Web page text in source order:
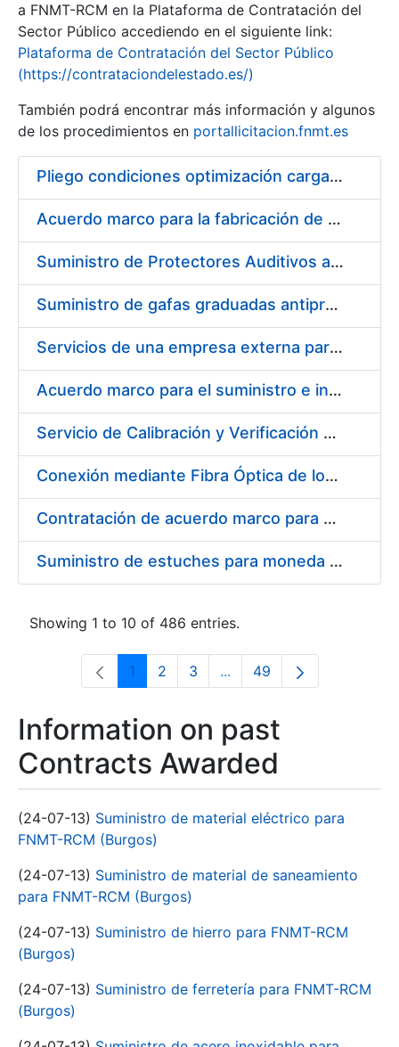
Show/Hide
a FNMT-RCM en la Plataforma de Contratación del
Sector Público accediendo en el siguiente link:
Plataforma de Contratación del Sector Público
(https://contrataciondelestado.es/)
También podrá encontrar más información y algunos
de los procedimientos en portallicitacion.fnmt.es
Pliego condiciones optimización cargas compras firmado
Acuerdo marco para la fabricación de piezas
Suministro de Protectores Auditivos a medida para las personas trabajadoras de los Centros de Trabajo de Madrid y Burgos
Suministro de gafas graduadas antiproyecciones para los trabajadores de la FNMT-RCM en los centros de trabajo de Madrid y Burgos
Servicios de una empresa externa para el asesoramiento y resolución de los recursos de alzada que se presentan relacionados con procesos de selección para la FNMT-RCM
Acuerdo marco para el suministro e instalación de persianas, estores y otros complementos
Servicio de Calibración y Verificación Externa de los Equipos de Medición del Servicio de Prevención de la FNMT-RCM
Conexión mediante Fibra Óptica de los Centros de Proceso de Datos (CPDs) de las sedes de la FNMT-RCM de Burgos y Madrid
Contratación de acuerdo marco para el Suministro de Material de Electricidad para la Fábrica Nacional de Moneda y Timbre-Real Casa de la Moneda en su centro de trabajo de Burgos
Suministro de estuches para moneda de 30 €
Showing 1 to 10 of 486 entries.
Page
1 Page
2 Page
3 ...Intermediate Pages Use
Page
49
Information on past
Contracts Awarded
(24-07-13) Suministro de material eléctrico para
FNMT-RCM (Burgos)
(24-07-13) Suministro de material de saneamiento
para FNMT-RCM (Burgos)
(24-07-13) Suministro de hierro para FNMT-RCM
(Burgos)
(24-07-13) Suministro de ferretería para FNMT-RCM
(Burgos)